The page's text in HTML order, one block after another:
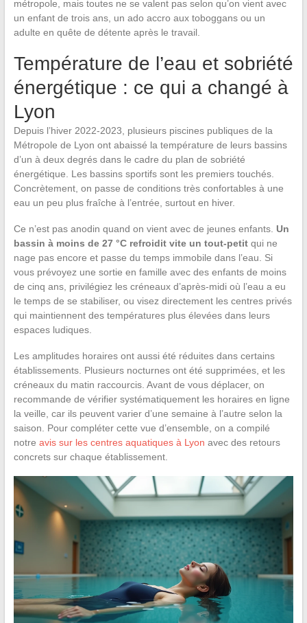
métropole, mais toutes ne se valent pas selon qu’on vient avec
un enfant de trois ans, un ado accro aux toboggans ou un
adulte en quête de détente après le travail.
Température de l’eau et sobriété
énergétique : ce qui a changé à
Lyon
Depuis l’hiver 2022-2023, plusieurs piscines publiques de la
Métropole de Lyon ont abaissé la température de leurs bassins
d’un à deux degrés dans le cadre du plan de sobriété
énergétique. Les bassins sportifs sont les premiers touchés.
Concrètement, on passe de conditions très confortables à une
eau un peu plus fraîche à l’entrée, surtout en hiver.
Ce n’est pas anodin quand on vient avec de jeunes enfants. Un
bassin à moins de 27 °C refroidit vite un tout-petitqui ne
nage pas encore et passe du temps immobile dans l’eau. Si
vous prévoyez une sortie en famille avec des enfants de moins
de cinq ans, privilégiez les créneaux d’après-midi où l’eau a eu
le temps de se stabiliser, ou visez directement les centres privés
qui maintiennent des températures plus élevées dans leurs
espaces ludiques.
Les amplitudes horaires ont aussi été réduites dans certains
établissements. Plusieurs nocturnes ont été supprimées, et les
créneaux du matin raccourcis. Avant de vous déplacer, on
recommande de vérifier systématiquement les horaires en ligne
la veille, car ils peuvent varier d’une semaine à l’autre selon la
saison. Pour compléter cette vue d’ensemble, on a compilé
notre avis sur les centres aquatiques à Lyon avec des retours
concrets sur chaque établissement.